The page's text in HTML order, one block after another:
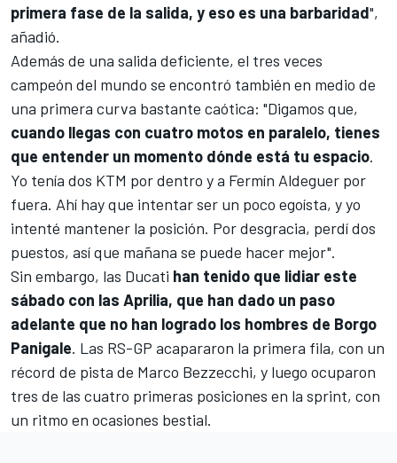
primera fase de la salida, y eso es una barbaridad",
añadió.
Además de una salida deficiente, el tres veces
campeón del mundo se encontró también en medio de
una primera curva bastante caótica: "Digamos que,
cuando llegas con cuatro motos en paralelo, tienes
que entender un momento dónde está tu espacio.
Yo tenía dos KTM por dentro y a Fermín Aldeguer por
fuera. Ahí hay que intentar ser un poco egoísta, y yo
intenté mantener la posición. Por desgracia, perdí dos
puestos, así que mañana se puede hacer mejor".
Sin embargo, las Ducati han tenido que lidiar este
sábado con las Aprilia, que han dado un paso
adelante que no han logrado los hombres de Borgo
Panigale. Las RS-GP acapararon la primera fila, con un
récord de pista de Marco Bezzecchi, y luego ocuparon
tres de las cuatro primeras posiciones en la sprint, con
un ritmo en ocasiones bestial.